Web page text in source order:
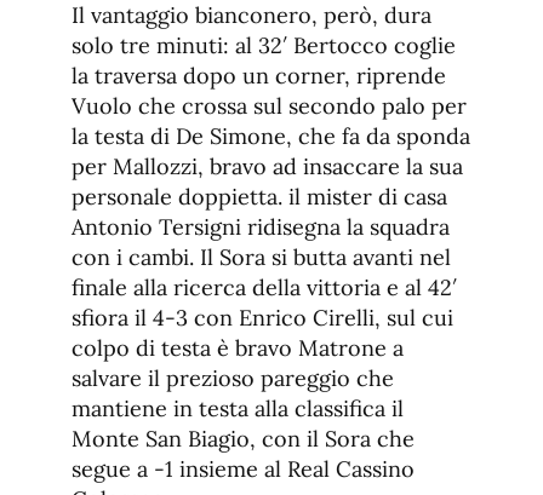
Il vantaggio bianconero, però, dura
solo tre minuti: al 32′ Bertocco coglie
la traversa dopo un corner, riprende
Vuolo che crossa sul secondo palo per
la testa di De Simone, che fa da sponda
per Mallozzi, bravo ad insaccare la sua
personale doppietta. il mister di casa
Antonio Tersigni ridisegna la squadra
con i cambi. Il Sora si butta avanti nel
finale alla ricerca della vittoria e al 42′
sfiora il 4-3 con Enrico Cirelli, sul cui
colpo di testa è bravo Matrone a
salvare il prezioso pareggio che
mantiene in testa alla classifica il
Monte San Biagio, con il Sora che
segue a -1 insieme al Real Cassino